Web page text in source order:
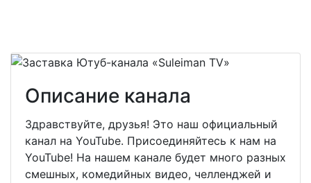
Описание канала
Здравствуйте, друзья! Это наш официальный
канал на YouTube. Присоединяйтесь к нам на
YouTube! На нашем канале будет много разных
смешных, комедийных видео, челленджей и